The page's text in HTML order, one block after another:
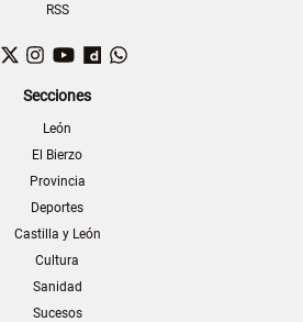
RSS
Facebook
TwitterInstagram
YouTubeDailymotion
Secciones
León
El Bierzo
Provincia
Deportes
Castilla y León
Cultura
Sanidad
Sucesos